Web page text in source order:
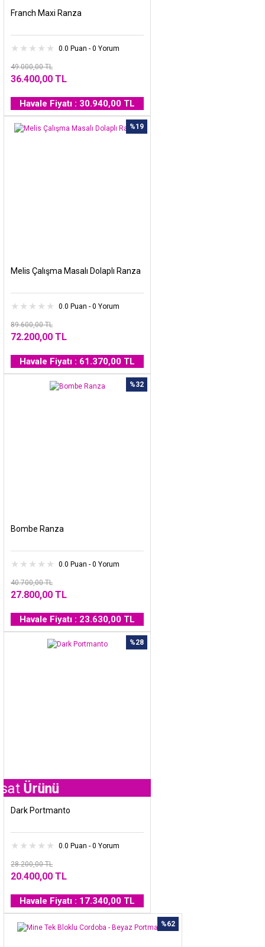
Franch Maxi Ranza
0.0 Puan - 0 Yorum
49.000,00 TL
36.400,00 TL
Havale Fiyatı : 30.940,00 TL
%19
Melis Çalışma Masalı Dolaplı Ranza
0.0 Puan - 0 Yorum
89.600,00 TL
72.200,00 TL
Havale Fiyatı : 61.370,00 TL
%32
Bombe Ranza
0.0 Puan - 0 Yorum
40.700,00 TL
27.800,00 TL
Havale Fiyatı : 23.630,00 TL
%28
Dark Portmanto
0.0 Puan - 0 Yorum
28.200,00 TL
20.400,00 TL
Havale Fiyatı : 17.340,00 TL
%62